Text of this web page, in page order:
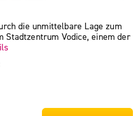
die unmittelbare Lage zum
Stadtzentrum Vodice, einem der